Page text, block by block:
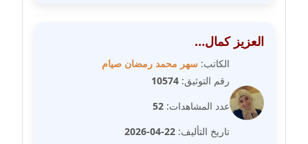
مدونة شيماء الجمل
عاملة
مدونة شيماء حسني
عاملة
العزيز كمال…
الكاتب: سهر محمد رمضان صيام
رقم التوثيق: 10574
عدد المشاهدات: 52
تاريخ التأليف: 22-04-2026